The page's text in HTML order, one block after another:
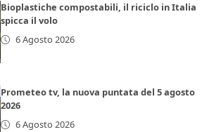
Bioplastiche compostabili, il riciclo in Italia
spicca il volo
6 Agosto 2026
Prometeo tv, la nuova puntata del 5 agosto
2026
6 Agosto 2026